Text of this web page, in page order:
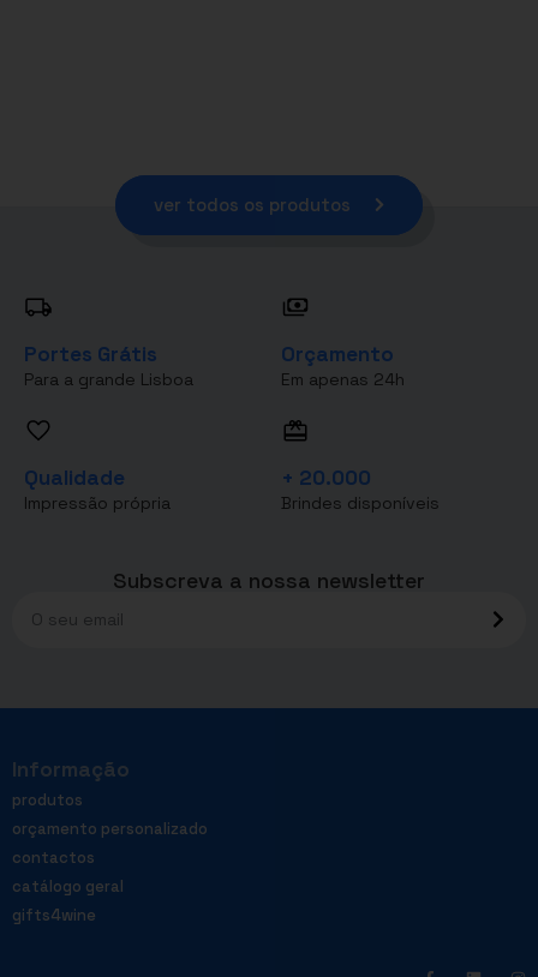
ver todos os produtos
Portes Grátis
Para a grande Lisboa
Orçamento
Em apenas 24h
Qualidade
Impressão própria
+ 20.000
Brindes disponíveis
Subscreva a nossa newsletter
Informação
produtos
orçamento personalizado
contactos
catálogo geral
gifts4wine